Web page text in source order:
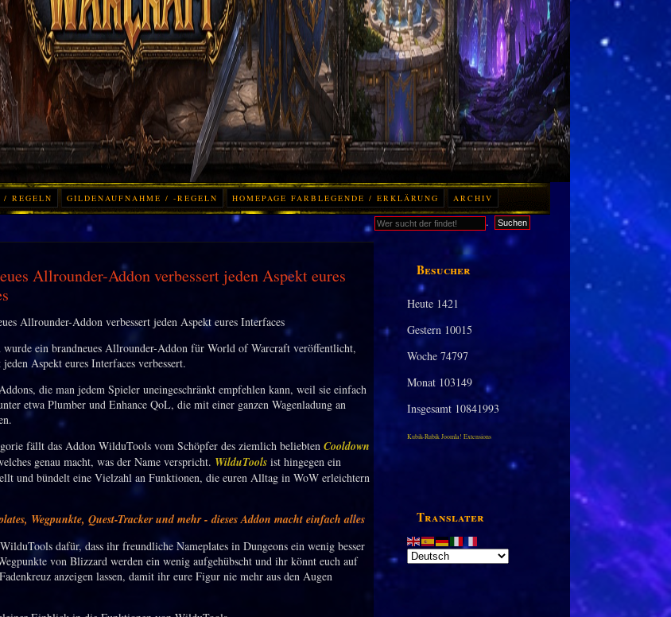
/ REGELN GILDENAUFNAHME / -REGELN HOMEPAGE FARBLEGENDE / ERKLÄRUNG ARCHIV
. Suchen
Besucher
Heute 1421
Gestern 10015
Woche74797
Monat 103149
Insgesamt 10841993
Kubik-Rubik Joomla! Extensions
Translater
Allrounder-Addon verbessert jeden Aspekt eures
wurde ein brandneues Allrounder-Addon für World of Warcraft veröffentlicht,
Aspekt eures Interfaces verbessert.
die man jedem Spieler uneingeschränkt empfehlen kann, weil sie einfach
etwa Plumber und Enhance QoL, die mit einer ganzen Wagenladung an
fällt das Addon WilduTools vom Schöpfer des ziemlich beliebten Cooldown
genau macht, was der Name verspricht. WilduToolsist hingegen ein
und bündelt eine Vielzahl an Funktionen, die euren Alltag in WoW erleichtern
Wegpunkte, Quest-Tracker und mehr - dieses Addon macht einfach alles
dafür, dass ihr freundliche Nameplates in Dungeons ein wenig besser
von Blizzard werden ein wenig aufgehübscht und ihr könnt euch auf
anzeigen lassen, damit ihr eure Figur nie mehr aus den Augen